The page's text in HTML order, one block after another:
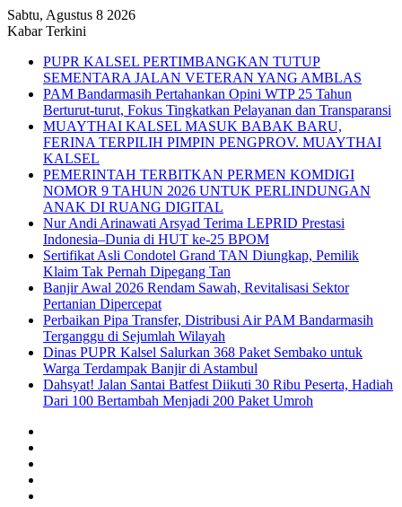
Sabtu, Agustus 8 2026
Kabar Terkini
PUPR KALSEL PERTIMBANGKAN TUTUP
SEMENTARA JALAN VETERAN YANG AMBLAS
PAM Bandarmasih Pertahankan Opini WTP 25 Tahun
Berturut-turut, Fokus Tingkatkan Pelayanan dan Transparansi
MUAYTHAI KALSEL MASUK BABAK BARU,
FERINA TERPILIH PIMPIN PENGPROV. MUAYTHAI
KALSEL
PEMERINTAH TERBITKAN PERMEN KOMDIGI
NOMOR 9 TAHUN 2026 UNTUK PERLINDUNGAN
ANAK DI RUANG DIGITAL
Nur Andi Arinawati Arsyad Terima LEPRID Prestasi
Indonesia–Dunia di HUT ke-25 BPOM
Sertifikat Asli Condotel Grand TAN Diungkap, Pemilik
Klaim Tak Pernah Dipegang Tan
Banjir Awal 2026 Rendam Sawah, Revitalisasi Sektor
Pertanian Dipercepat
Perbaikan Pipa Transfer, Distribusi Air PAM Bandarmasih
Terganggu di Sejumlah Wilayah
Dinas PUPR Kalsel Salurkan 368 Paket Sembako untuk
Warga Terdampak Banjir di Astambul
Dahsyat! Jalan Santai Batfest Diikuti 30 Ribu Peserta, Hadiah
Dari 100 Bertambah Menjadi 200 Paket Umroh